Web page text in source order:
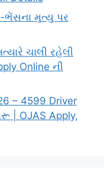
ભેંસના મૃત્યુ પર
ચાલી રહેલી
Online ની
– 4599 Driver
| OJAS Apply,